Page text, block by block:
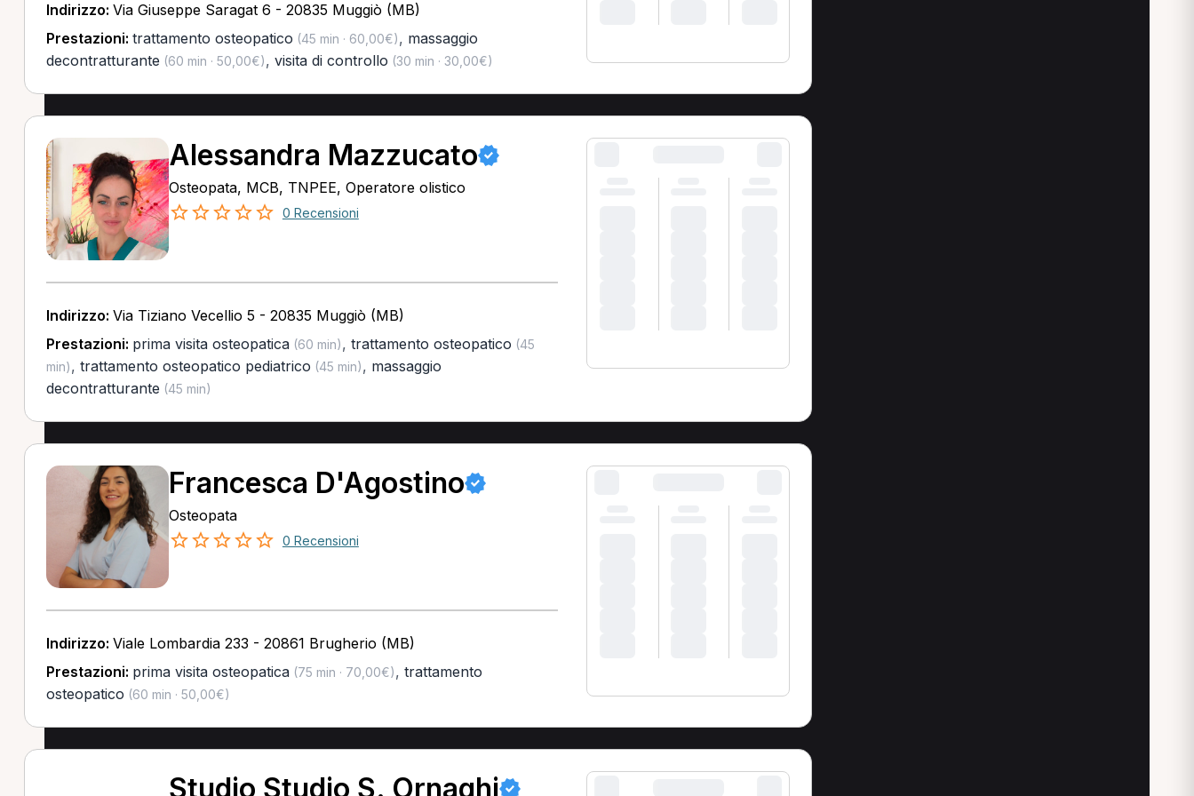
Indirizzo: Via Giuseppe Saragat 6 - 20835 Muggiò (MB)
Prestazioni: trattamento osteopatico (45 min · 60,00€), massaggio
decontratturante (60 min · 50,00€), visita di controllo (30 min · 30,00€)
Alessandra Mazzucato
Osteopata, MCB, TNPEE, Operatore olistico
0 Recensioni
Indirizzo: Via Tiziano Vecellio 5 - 20835 Muggiò (MB)
Prestazioni: prima visita osteopatica(60 min), trattamento osteopatico (45
min), trattamento osteopatico pediatrico (45 min), massaggio
decontratturante (45 min)
Francesca D'Agostino
Osteopata
0 Recensioni
Indirizzo: Viale Lombardia 233 - 20861 Brugherio (MB)
Prestazioni: prima visita osteopatica(75 min · 70,00€), trattamento
osteopatico (60 min · 50,00€)
Studio Studio S. Ornaghi